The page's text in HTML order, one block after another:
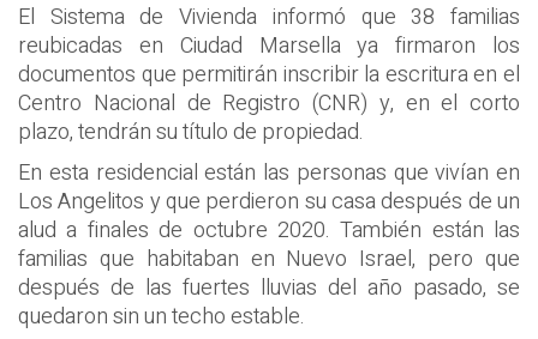
El Sistema de Vivienda informó que 38 familias
reubicadas en Ciudad Marsella ya firmaron los
documentos que permitirán inscribir la escritura en el
Centro Nacional de Registro (CNR) y, en el corto
plazo, tendrán su título de propiedad.
En esta residencial están las personas que vivían en
Los Angelitos y que perdieron su casa después de un
alud a finales de octubre 2020. También están las
familias que habitaban en Nuevo Israel, pero que
después de las fuertes lluvias del año pasado, se
quedaron sin un techo estable.